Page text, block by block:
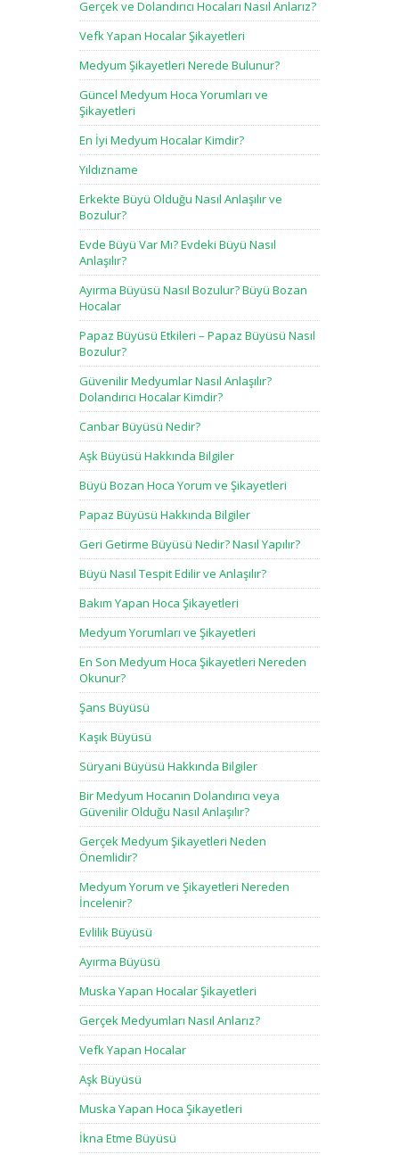
Gerçek ve Dolandırıcı Hocaları Nasıl Anlarız?
Vefk Yapan Hocalar Şikayetleri
Medyum Şikayetleri Nerede Bulunur?
Güncel Medyum Hoca Yorumları ve
Şikayetleri
En İyi Medyum Hocalar Kimdir?
Yıldızname
Erkekte Büyü Olduğu Nasıl Anlaşılır ve
Bozulur?
Evde Büyü Var Mı? Evdeki Büyü Nasıl
Anlaşılır?
Ayırma Büyüsü Nasıl Bozulur? Büyü Bozan
Hocalar
Papaz Büyüsü Etkileri – Papaz Büyüsü Nasıl
Bozulur?
Güvenilir Medyumlar Nasıl Anlaşılır?
Dolandırıcı Hocalar Kimdir?
Canbar Büyüsü Nedir?
Aşk Büyüsü Hakkında Bilgiler
Büyü Bozan Hoca Yorum ve Şikayetleri
Papaz Büyüsü Hakkında Bilgiler
Geri Getirme Büyüsü Nedir? Nasıl Yapılır?
Büyü Nasıl Tespit Edilir ve Anlaşılır?
Bakım Yapan Hoca Şikayetleri
Medyum Yorumları ve Şikayetleri
En Son Medyum Hoca Şikayetleri Nereden
Okunur?
Şans Büyüsü
Kaşık Büyüsü
Süryani Büyüsü Hakkında Bilgiler
Bir Medyum Hocanın Dolandırıcı veya
Güvenilir Olduğu Nasıl Anlaşılır?
Gerçek Medyum Şikayetleri Neden
Önemlidir?
Medyum Yorum ve Şikayetleri Nereden
İncelenir?
Evlilik Büyüsü
Ayırma Büyüsü
Muska Yapan Hocalar Şikayetleri
Gerçek Medyumları Nasıl Anlarız?
Vefk Yapan Hocalar
Aşk Büyüsü
Muska Yapan Hoca Şikayetleri
İkna Etme Büyüsü